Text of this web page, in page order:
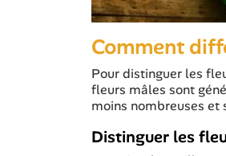
Comment
Pour distinguer les
fleurs mâles sont
moins nombreuses et
Distinguer les